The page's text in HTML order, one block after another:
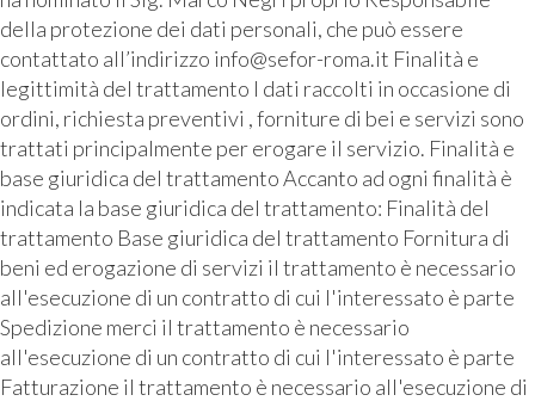
della protezione dei dati personali, che può essere
contattato all’indirizzo info@sefor-roma.it Finalità e
legittimità del trattamento I dati raccolti in occasione di
ordini, richiesta preventivi , forniture di bei e servizi sono
trattati principalmente per erogare il servizio. Finalità e
base giuridica del trattamento Accanto ad ogni finalità è
indicata la base giuridica del trattamento: Finalità del
trattamento Base giuridica del trattamento Fornitura di
beni ed erogazione di servizi il trattamento è necessario
all'esecuzione di un contratto di cui l'interessato è parte
Spedizione merci il trattamento è necessario
all'esecuzione di un contratto di cui l'interessato è parte
Fatturazione il trattamento è necessario all'esecuzione di